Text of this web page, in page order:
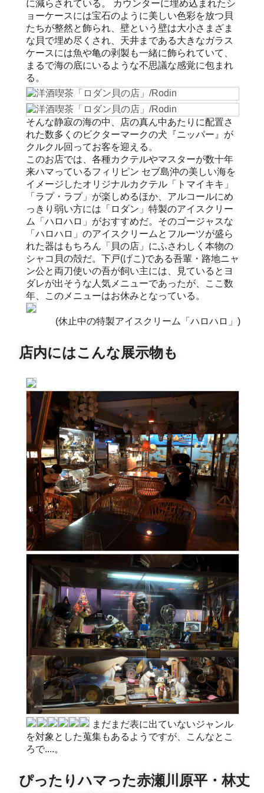
に減らされている。 カウンターに埋め込まれたシ
ョーケースには宝石のように美しい色彩を放つ貝
たちが整然と飾られ、壁という壁は大小さまざま
な貝で埋め尽くされ、天井まである大きなガラス
ケースには魚や亀の剥製も一緒に飾られていて、
まるで海の底にいるような不思議な感覚に包まれ
る。
そんな静寂の海の中、店の真ん中あたりに配置さ
れた数多くのビクターマークの犬『ニッパー』が
クルクル回ってお客を迎える。
このお店では、各種カクテルやマスターが数十年
来ハマっているフィリピン セブ島沖の美しい海を
イメージしたオリジナルカクテル「トマイキキ」
「ラプ・ラプ」が楽しめるほか、アルコールにめ
っきり弱い方には「ロダン」特製のアイスクリー
ム「ハロハロ」がおすすめだ。そのゴージャスな
「ハロハロ」のアイスクリームとフルーツが盛ら
れた器はもちろん「貝の店」にふさわしく本物の
シャコ貝の殻だ。下戸(げこ)である吾輩・路地ニャ
ン公と両刀使いの吾が飼い主には、見ているとヨ
ダレが出そうな人気メニューであったが、ここ数
年、このメニューはお休みとなっている。
(休止中の特製アイスクリーム「ハロハロ」)
店内にはこんな展示物も
まだまだ表に出ていないジャンル
を対象とした蒐集もあるようですが、こんなとこ
ろで....。
ぴったりハマった赤瀬川原平・林丈